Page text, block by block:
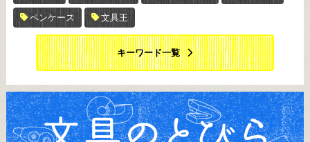
ペンケース 文具王
キーワード一覧